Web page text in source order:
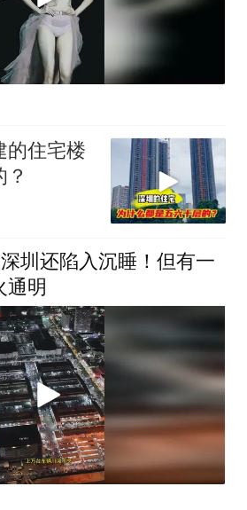
的住宅楼
圳还陷入沉睡！但有一
通明